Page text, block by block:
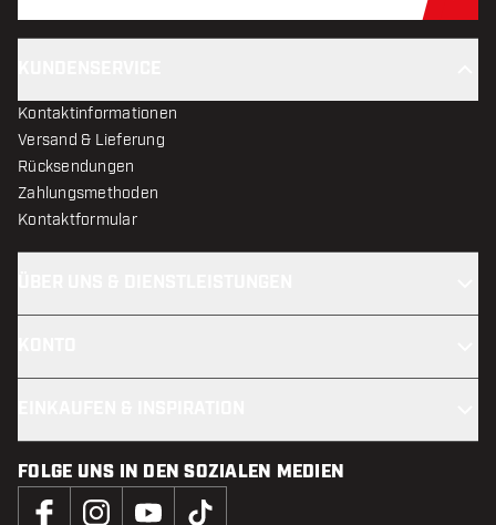
Kontaktinformationen
Versand & Lieferung
Rücksendungen
Zahlungsmethoden
Kontaktformular
FOLGE UNS IN DEN SOZIALEN MEDIEN